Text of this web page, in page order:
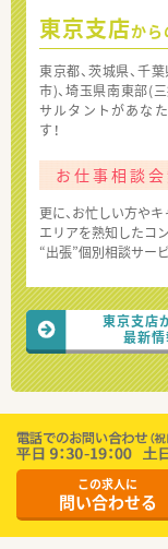
東京支店から
東京都、茨城県、千
市)、埼玉県南東部(
サルタントがあな
す！
お仕事相談会
更に、お忙しい方や
エリアを熟知したコ
“出張”個別相談サー
東京支店
最新
この求人に
問い合わせる